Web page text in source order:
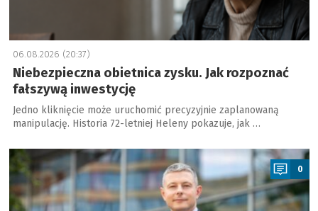
06.08.2026 (20:37)
Niebezpieczna obietnica zysku. Jak rozpoznać
fałszywą inwestycję
Jedno kliknięcie może uruchomić precyzyjnie zaplanowaną
manipulację. Historia 72-letniej Heleny pokazuje, jak …
a
0